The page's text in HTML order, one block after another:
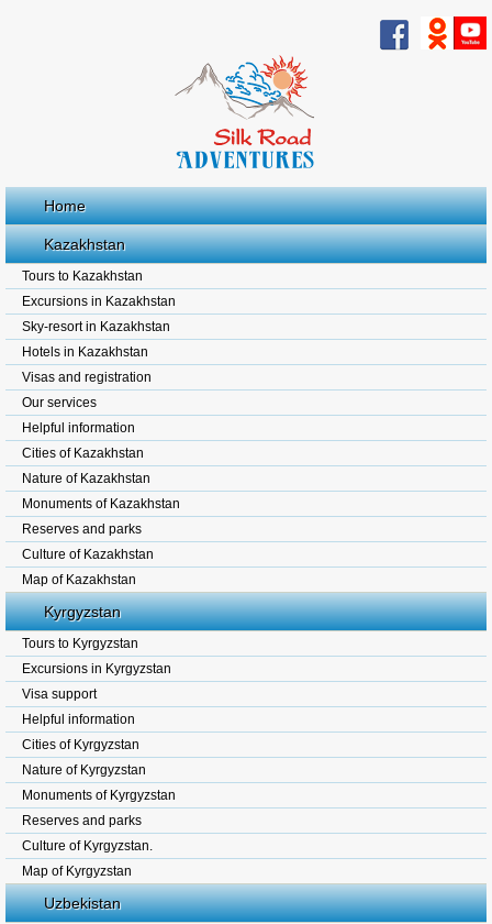
Home
Kazakhstan
Tours to Kazakhstan
Excursions in Kazakhstan
Sky-resort in Kazakhstan
Hotels in Kazakhstan
Visas and registration
Our services
Helpful information
Cities of Kazakhstan
Nature of Kazakhstan
Monuments of Kazakhstan
Reserves and parks
Culture of Kazakhstan
Map of Kazakhstan
Kyrgyzstan
Tours to Kyrgyzstan
Excursions in Kyrgyzstan
Visa support
Helpful information
Cities of Kyrgyzstan
Nature of Kyrgyzstan
Monuments of Kyrgyzstan
Reserves and parks
Culture of Kyrgyzstan.
Map of Kyrgyzstan
Uzbekistan